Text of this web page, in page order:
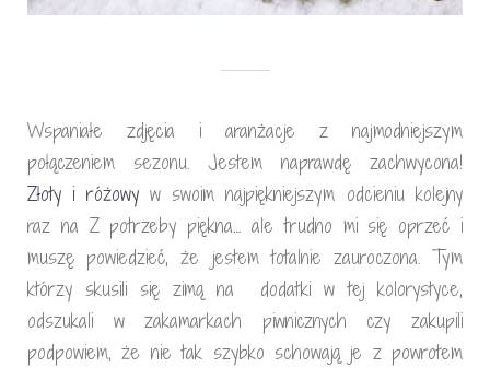
Wspaniałe zdjęcia i aranżacje z najmodniejszym
połączeniem sezonu. Jestem naprawdę zachwycona!
Złoty i różowyw swoim najpiękniejszym odcieniu kolejny
raz na Z potrzeby piękna… ale trudno mi się oprzeć i
muszę powiedzieć, że jestem totalnie zauroczona. Tym
którzy skusili się zimą na dodatki w tej kolorystyce,
odszukali w zakamarkach piwnicznych czy zakupili
podpowiem, że nie tak szybko schowają je z powrotem